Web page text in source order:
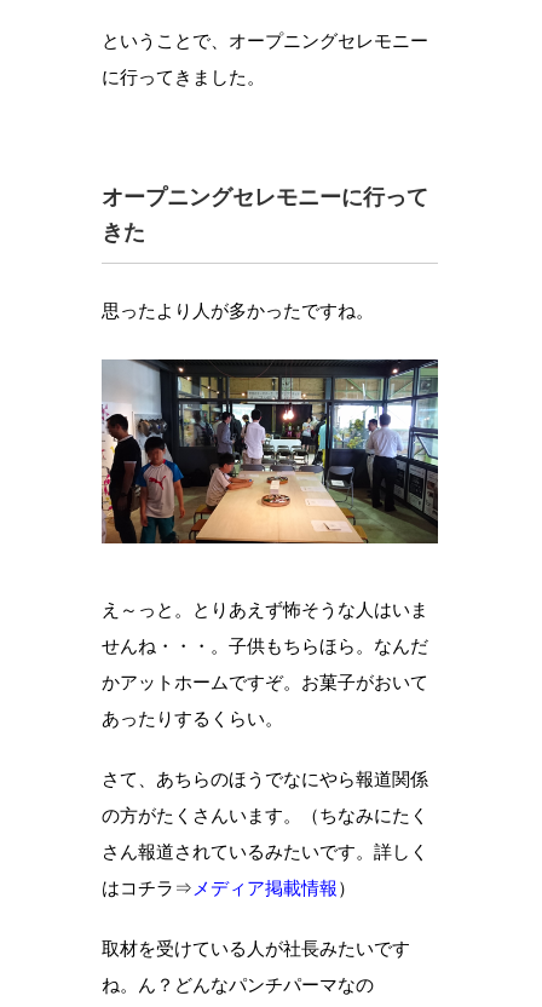
ということで、オープニングセレモニー
に行ってきました。
オープニングセレモニーに行って
きた
思ったより人が多かったですね。
え～っと。とりあえず怖そうな人はいま
せんね・・・。子供もちらほら。なんだ
かアットホームですぞ。お菓子がおいて
あったりするくらい。
さて、あちらのほうでなにやら報道関係
の方がたくさんいます。（ちなみにたく
さん報道されているみたいです。詳しく
はコチラ⇒メディア掲載情報）
取材を受けている人が社長みたいです
ね。ん？どんなパンチパーマなの